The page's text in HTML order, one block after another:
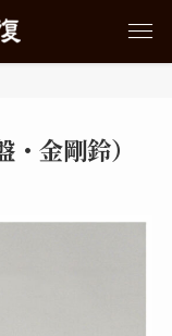
金剛鈴）